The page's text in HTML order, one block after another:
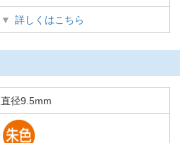
詳しくはこちら
直径9.5mm